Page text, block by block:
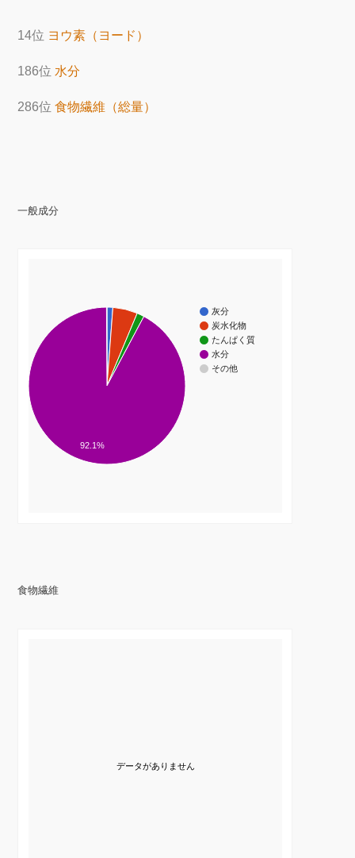
14位 ヨウ素（ヨード）
186位 水分
286位食物繊維（総量）
一般成分
灰分
炭水化物
たんぱく質
水分
その他
92.1%
食物繊維
データがありません